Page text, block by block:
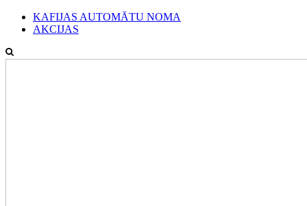
KAFIJAS AUTOMĀTU NOMA
AKCIJAS